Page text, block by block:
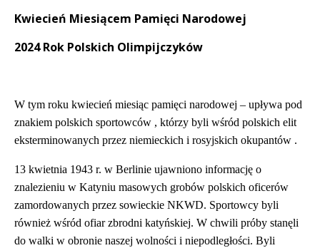
Treść
Kwiecień Miesiącem Pamięci Narodowej
2024 Rok Polskich Olimpijczyków
W tym roku kwiecień miesiąc pamięci narodowej – upływa pod
znakiem polskich sportowców , którzy byli wśród polskich elit
eksterminowanych przez niemieckich i rosyjskich okupantów .
13 kwietnia 1943 r. w Berlinie ujawniono informację o
znalezieniu w Katyniu masowych grobów polskich oficerów
zamordowanych przez sowieckie NKWD. Sportowcy byli
również wśród ofiar zbrodni katyńskiej. W chwili próby stanęli
do walki w obronie naszej wolności i niepodległości. Byli